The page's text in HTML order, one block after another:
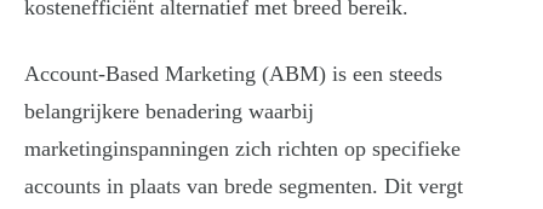
kostenefficiënt alternatief met breed bereik.
Account-Based Marketing (ABM) is een steeds
belangrijkere benadering waarbij
marketinginspanningen zich richten op specifieke
accounts in plaats van brede segmenten. Dit vergt